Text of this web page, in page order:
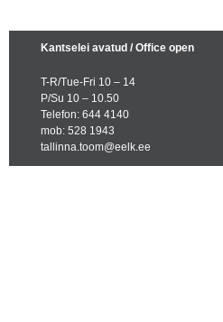
Kantselei avatud / Office open
T-R/Tue-Fri 10 – 14
P/Su 10 – 10.50
Telefon: 644 4140
mob: 528 1943
tallinna.toom@eelk.ee